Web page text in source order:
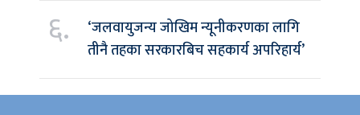
६.
‘जलवायुजन्य जोखिम न्यूनीकरणका लागि
तीनै तहका सरकारबिच सहकार्य अपरिहार्य’